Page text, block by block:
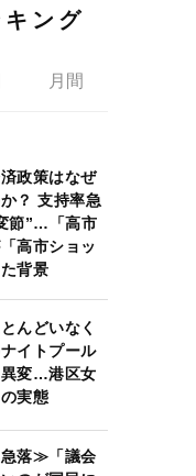
ング
月間
政策はなぜ
？ 支持率急
節”…「高市
高市ショッ
背景
んどいなく
イトプール
変…港区女
実態
落≫「議会